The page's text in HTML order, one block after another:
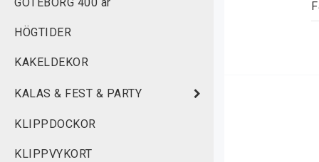
HÖGTIDER
KAKELDEKOR
KALAS & FEST & PARTY
KLIPPDOCKOR
KLIPPVYKORT